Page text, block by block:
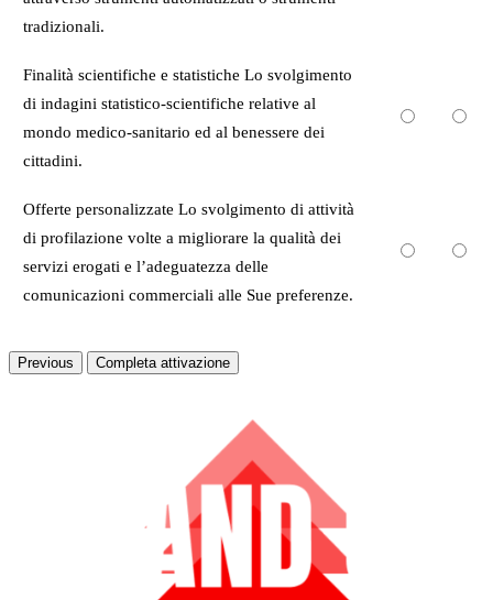
tradizionali.
Finalità scientifiche e statistiche Lo svolgimento
di indagini statistico-scientifiche relative al
mondo medico-sanitario ed al benessere dei
cittadini.
Offerte personalizzate Lo svolgimento di attività
di profilazione volte a migliorare la qualità dei
servizi erogati e l’adeguatezza delle
comunicazioni commerciali alle Sue preferenze.
Previous Completa attivazione